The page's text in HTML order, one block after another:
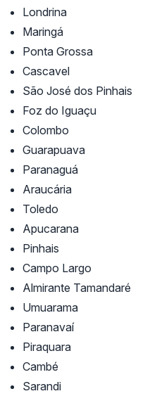
Londrina
Maringá
Ponta Grossa
Cascavel
São José dos Pinhais
Foz do Iguaçu
Colombo
Guarapuava
Paranaguá
Araucária
Toledo
Apucarana
Pinhais
Campo Largo
Almirante Tamandaré
Umuarama
Paranavaí
Piraquara
Cambé
Sarandi